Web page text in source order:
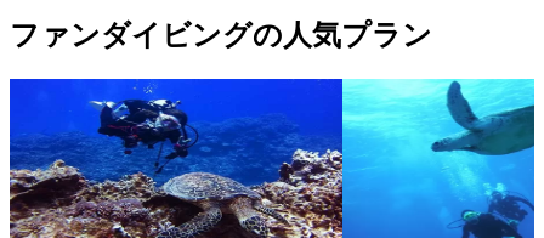
ファンダイビングの人気プラン